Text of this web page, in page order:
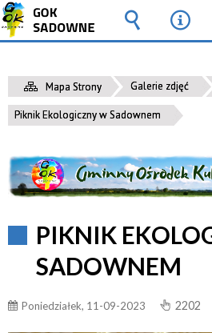
Mapa Strony Galerie zdjęć
Piknik Ekologiczny w Sadownem
PIKNIK
SADOWNEM
Poniedziałek, 11-09-2023 2202